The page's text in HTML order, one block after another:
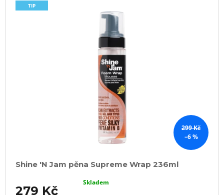
299 Kč
–6 %
TIP
Shine 'N Jam pěna Supreme Wrap 236ml
279 Kč
Skladem